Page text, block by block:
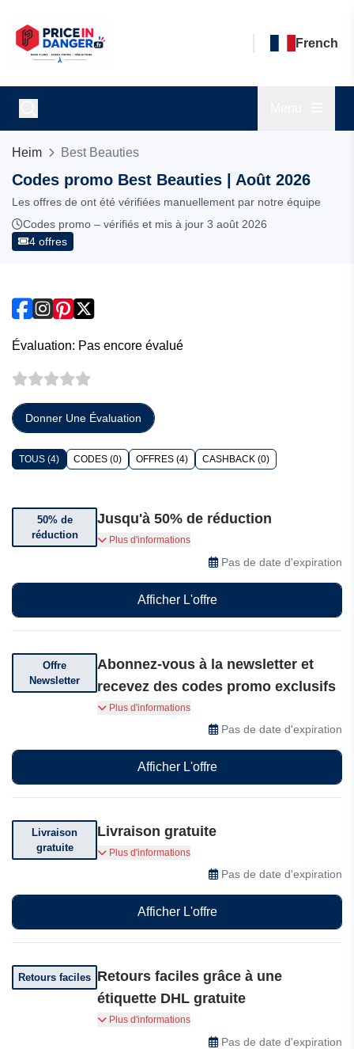
French
Heim Best Beauties
Codes promo Best Beauties | Août 2026
Les offres de ont été vérifiées manuellement par notre équipe
Codes promo – vérifiés et mis à jour 3 août 2026
4 offres
Évaluation: Pas encore évalué
Donner Une Évaluation
TOUS (4) CODES (0) OFFRES (4) CASHBACK (0)
50% de
réduction
Jusqu'à 50% de réduction
Économisez jusqu'à 50% sur de la superbe
lingerie grande taille haut de gamme et
découvrez des modèles irrésistibles à des prix
imbattables, dans la limite des stocks
disponibles.
Plus d'informations
Pas de date d'expiration
Afficher L'offre
Offre
Newsletter
Abonnez-vous à la newsletter et
recevez des codes promo exclusifs
Abonnez-vous à la newsletter et recevez des
codes promo exclusifs, un accès anticipé aux
meilleures ventes et des réductions spéciales
directement dans votre boîte mail.
Plus d'informations
Pas de date d'expiration
Afficher L'offre
Livraison
gratuite
Livraison gratuite
Livraison offerte dès 69€ d'achat avec livraison
Plus d'informations
Pas de date d'expiration
Afficher L'offre
Retours faciles Retours faciles grâce à une
étiquette DHL gratuite
Retours faciles grâce à une étiquette DHL
gratuite et un délai de retour de 21 jours.
Plus d'informations
Pas de date d'expiration